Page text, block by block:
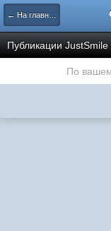
← На главную
Публикации JustSmile
По